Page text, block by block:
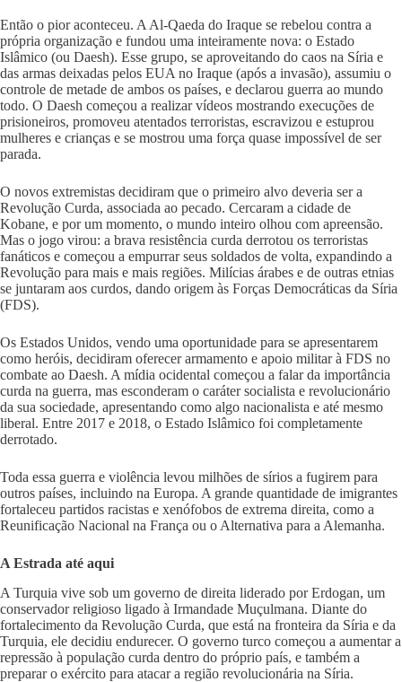
Então o pior aconteceu. A Al-Qaeda do Iraque se rebelou contra a
própria organização e fundou uma inteiramente nova: o Estado
Islâmico (ou Daesh). Esse grupo, se aproveitando do caos na Síria e
das armas deixadas pelos EUA no Iraque (após a invasão), assumiu o
controle de metade de ambos os países, e declarou guerra ao mundo
todo. O Daesh começou a realizar vídeos mostrando execuções de
prisioneiros, promoveu atentados terroristas, escravizou e estuprou
mulheres e crianças e se mostrou uma força quase impossível de ser
parada.
O novos extremistas decidiram que o primeiro alvo deveria ser a
Revolução Curda, associada ao pecado. Cercaram a cidade de
Kobane, e por um momento, o mundo inteiro olhou com apreensão.
Mas o jogo virou: a brava resistência curda derrotou os terroristas
fanáticos e começou a empurrar seus soldados de volta, expandindo a
Revolução para mais e mais regiões. Milícias árabes e de outras etnias
se juntaram aos curdos, dando origem às Forças Democráticas da Síria
(FDS).
Os Estados Unidos, vendo uma oportunidade para se apresentarem
como heróis, decidiram oferecer armamento e apoio militar à FDS no
combate ao Daesh. A mídia ocidental começou a falar da importância
curda na guerra, mas esconderam o caráter socialista e revolucionário
da sua sociedade, apresentando como algo nacionalista e até mesmo
liberal. Entre 2017 e 2018, o Estado Islâmico foi completamente
derrotado.
Toda essa guerra e violência levou milhões de sírios a fugirem para
outros países, incluindo na Europa. A grande quantidade de imigrantes
fortaleceu partidos racistas e xenófobos de extrema direita, como a
Reunificação Nacional na França ou o Alternativa para a Alemanha.
A Estrada até aqui
A Turquia vive sob um governo de direita liderado por Erdogan, um
conservador religioso ligado à Irmandade Muçulmana. Diante do
fortalecimento da Revolução Curda, que está na fronteira da Síria e da
Turquia, ele decidiu endurecer. O governo turco começou a aumentar a
repressão à população curda dentro do próprio país, e também a
preparar o exército para atacar a região revolucionária na Síria.